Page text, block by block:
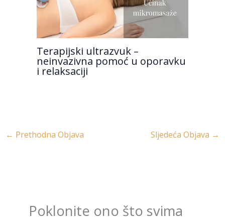
Terapijski ultrazvuk –
neinvazivna pomoć u oporavku
i relaksaciji
← Prethodna Objava Sljedeća Objava →
Poklonite ono što svima